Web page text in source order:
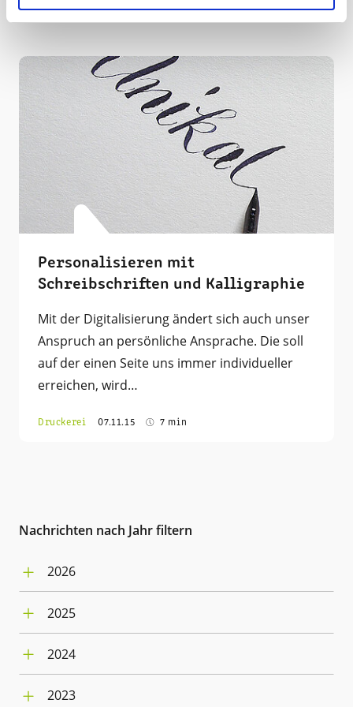
Personalisieren mit
Schreibschriften und Kalligraphie
Mit der Digitalisierung ändert sich auch unser
Anspruch an persönliche Ansprache. Die soll
auf der einen Seite uns immer individueller
erreichen, wird…
Druckerei 07.11.15 7 min
Nachrichten nach Jahr filtern
2026
Juli (4)
Juni (5)
April (5)
2025
Oktober (2)
2024
2023